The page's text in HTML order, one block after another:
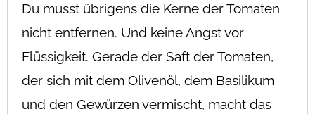
Du musst übrigens die Kerne der Tomaten
nicht entfernen. Und keine Angst vor
Flüssigkeit. Gerade der Saft der Tomaten,
der sich mit dem Olivenöl, dem Basilikum
und den Gewürzen vermischt, macht das